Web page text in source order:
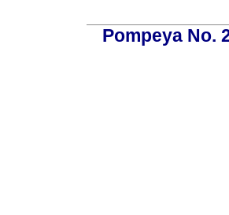
Pompeya No.